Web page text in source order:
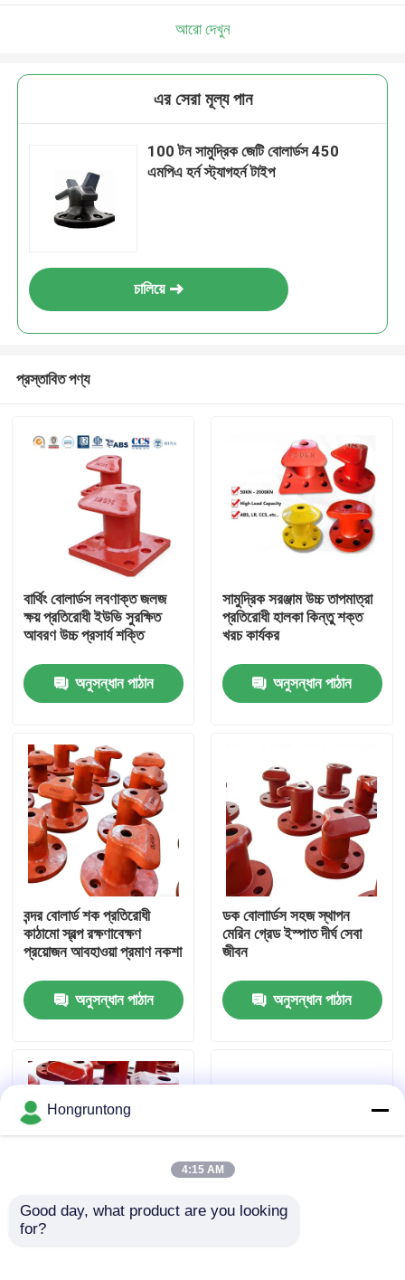
বাড়ি
পণ্য
ভিডিও
আমাদের সম্পর্কে
কারখানা ভ্রমণ
উদ্ধৃতির জন্য আবেদন
ইয়োকোহামা রাবার ফেন্ডার
আরো দেখুন
এর সেরা মূল্য পান
100 টন সামুদ্রিক জেটি বোলার্ডস 450
এমপিএ হর্ন স্ট্যাগহর্ন টাইপ
চালিয়ে
প্রস্তাবিত পণ্য
বার্থিং বোলার্ডস লবণাক্ত জলজ
ক্ষয় প্রতিরোধী ইউভি সুরক্ষিত
আবরণ উচ্চ প্রসার্য শক্তি
অনুসন্ধান পাঠান
সামুদ্রিক সরঞ্জাম উচ্চ তাপমাত্রা
প্রতিরোধী হালকা কিন্তু শক্ত
খরচ কার্যকর
অনুসন্ধান পাঠান
বন্দর বোলার্ড শক প্রতিরোধী
কাঠামো স্বল্প রক্ষণাবেক্ষণ
প্রয়োজন আবহাওয়া প্রমাণ নকশা
অনুসন্ধান পাঠান
ডক বোলাার্ডস সহজ স্থাপন
মেরিন গ্রেড ইস্পাত দীর্ঘ সেবা
জীবন
অনুসন্ধান পাঠান
নোঙর করার খুঁটি ভারী দায়িত্ব
Hongruntong
4:15 AM
Good day, what product are you looking
for?